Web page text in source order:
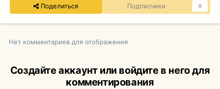
Поделиться Подписчики 0
Нет комментариев для отображения
Создайте аккаунт или войдите в него для
комментирования